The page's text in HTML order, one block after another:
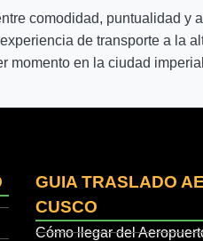
comodidad, puntualidad y
de transporte a la
momento en la ciudad
GUIA TRASLADO
CUSCO
Cómo llegar del